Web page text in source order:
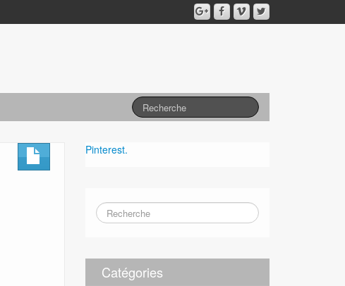
Pinterest.
Catégories